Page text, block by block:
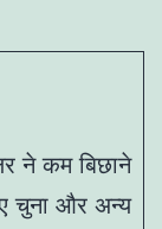
ने कम बिछाने
चुना और अन्य